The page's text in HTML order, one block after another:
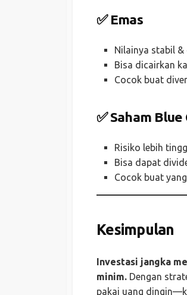
✅ Emas
Nilainya stabil &
Bisa dicairkan
Cocok buat
✅ Saham Blue
Risiko lebih
Bisa dapat
Cocok buat
Kesimpulan
Investasi jangka
minim. Dengan
pakai uang